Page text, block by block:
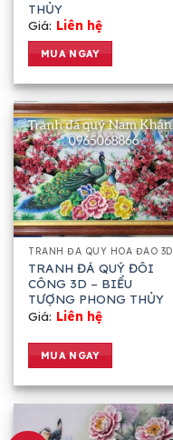
THỦY
Giá: Liên hệ
MUA NGAY
TRANH ĐÁ QUÝ HOA ĐÀO 3D
TRANH ĐÁ QUÝ ĐÔI
CÔNG 3D – BIỂU
TƯỢNG PHONG THỦY
Giá: Liên hệ
MUA NGAY